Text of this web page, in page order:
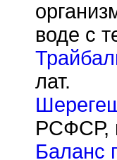
воде с
лат.
РСФСР,
Баланс